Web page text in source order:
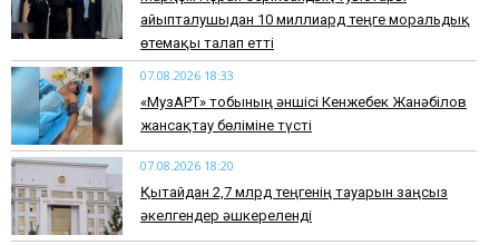
айыпталушыдан 10 миллиард теңге моральдық
өтемақы талап етті
07.08.2026 18:33
«МузАРТ» тобының әншісі Кенжебек Жанәбілов
жансақтау бөліміне түсті
07.08.2026 18:20
Қытайдан 2,7 млрд теңгенің тауарын заңсыз
әкелгендер әшкереленді